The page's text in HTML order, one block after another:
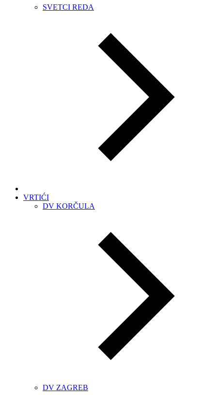
SVETCI REDA
VRTIĆI
DV KORČULA
DV ZAGREB